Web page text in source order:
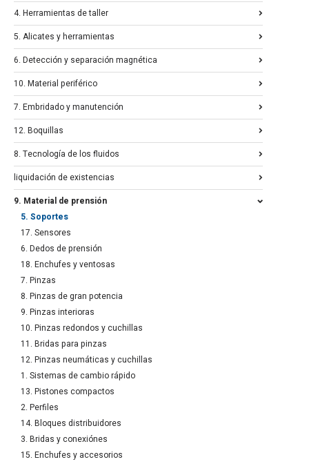
4. Herramientas de taller
5. Alicates y herramientas
6. Detección y separación magnética
10. Material periférico
7. Embridado y manutención
12. Boquillas
8. Tecnología de los fluidos
liquidación de existencias
9. Material de prensión
5. Soportes
17. Sensores
6. Dedos de prensión
18. Enchufes y ventosas
7. Pinzas
8. Pinzas de gran potencia
9. Pinzas interioras
10. Pinzas redondos y cuchillas
11. Bridas para pinzas
12. Pinzas neumáticas y cuchillas
1. Sistemas de cambio rápido
13. Pistones compactos
2. Perfiles
14. Bloques distribuidores
3. Bridas y conexiónes
15. Enchufes y accesorios